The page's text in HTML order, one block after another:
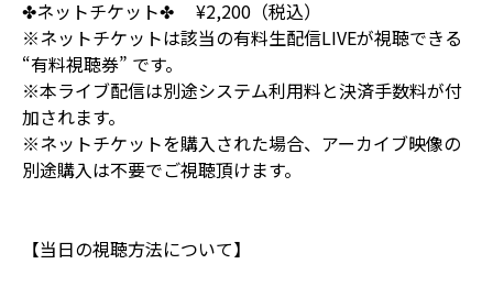
✤ネットチケット✤ ¥2,200（税込）
※ネットチケットは該当の有料生配信LIVEが視聴できる
“有料視聴券” です。
※本ライブ配信は別途システム利用料と決済手数料が付
加されます。
※ネットチケットを購入された場合、アーカイブ映像の
別途購入は不要でご視聴頂けます。
【当日の視聴方法について】